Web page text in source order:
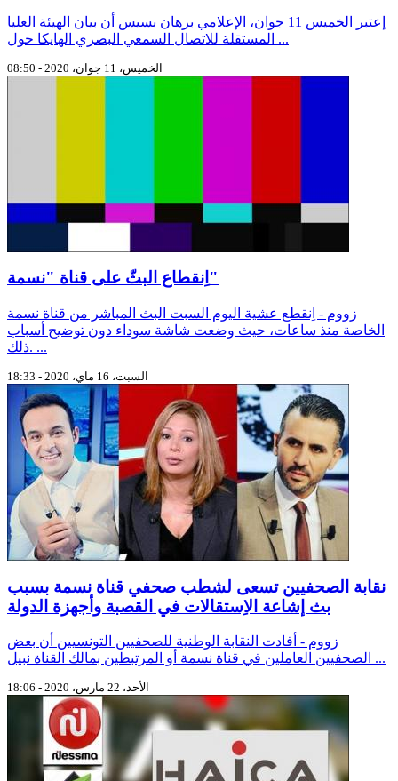
إعتبر الخميس 11 جوان، الإعلامي برهان بسيس أن بيان الهيئة العليا
المستقلة للاتصال السمعي البصري الهايكا حول ...
الخميس، 11 جوان، 2020 - 08:50
اِنقطاع البثّ على قناة "نسمة"
زووم - اِنقطع عشية اليوم السبت البث المباشر من قناة نسمة
الخاصة منذ ساعات، حيث وضعت شاشة سوداء دون توضيح أسباب
ذلك. ...
السبت، 16 ماي، 2020 - 18:33
نقابة الصحفيين تسعى لشطب صحفي قناة نسمة بسبب
بث إشاعة الاِستقالات في القصبة وأجهزة الدولة
زووم - أفادت النقابة الوطنية للصحفيين التونسيين أن بعض
الصحفيين العاملين في قناة نسمة أو المرتبطين بمالك القناة نبيل ...
الأحد، 22 مارس، 2020 - 18:06